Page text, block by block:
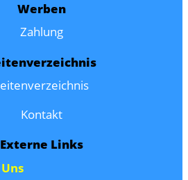
Werben
Zahlung
Kontakt
Externe Links